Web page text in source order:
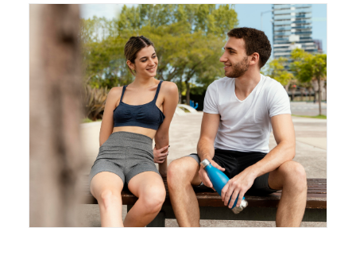
BEAUTY
FITPASS TV
FITBIZ
TRENDS
MORE…